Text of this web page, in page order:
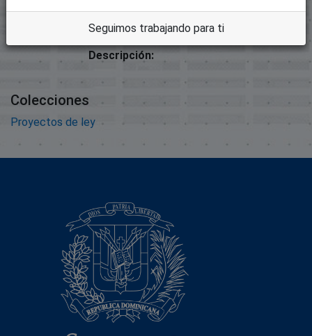
Adobe Portable Document
Format
Descripción:
Colecciones
Proyectos de ley
Seguimos trabajando para ti